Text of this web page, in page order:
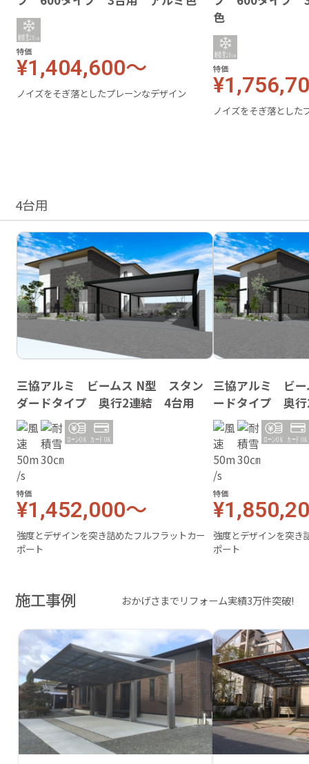
特価
¥1,404,600～
ノイズをそぎ落としたプレーンなデザイン
色
特価
ノイズをそぎ落とした
4台用
三協アルミ ビームス N型 スタン
ダードタイプ 奥行2連結 4台用
特価
¥1,452,000～
強度とデザインを突き詰めたフルフラットカー
ポート
三協アルミ ビ
ードタイプ 奥
特価
強度とデザインを突き
ポート
施工事例 おかげさまでリフォーム実績3万件突破!